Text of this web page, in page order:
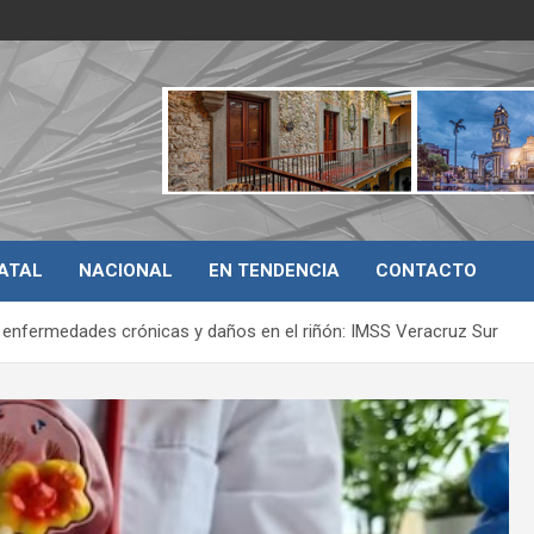
NACIONAL EN TENDENCIA CONTACTO
crónicas y daños en el riñón: IMSS Veracruz Sur